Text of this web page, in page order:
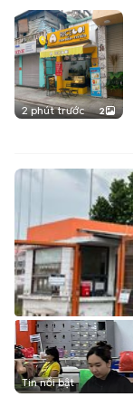
2 phút trước 2
Tin nổi bật